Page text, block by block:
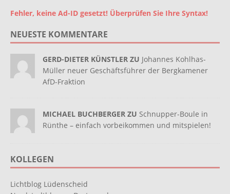
Fehler, keine Ad-ID gesetzt! Überprüfen Sie Ihre Syntax!
NEUESTE KOMMENTARE
GERD-DIETER KÜNSTLER ZU Johannes Kohlhas-
Müller neuer Geschäftsführer der Bergkamener
AfD-Fraktion
MICHAEL BUCHBERGER ZU Schnupper-Boule in
Rünthe – einfach vorbeikommen und mitspielen!
KOLLEGEN
Lichtblog Lüdenscheid